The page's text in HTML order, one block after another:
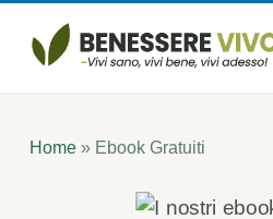
Home » Ebook Gratuiti